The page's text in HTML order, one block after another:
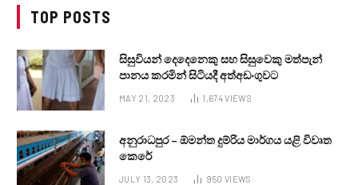
TOP POSTS
සිසුවියන් දෙදෙනෙකු සහ සිසුවෙකු මත්පැන්
පානය කරමින් සිටියදී අත්අඩංගුවට
MAY 21, 2023 1,674VIEWS
අනුරාධපුර – ඕමන්ත දුම්රිය මාර්ගය යළි විවෘත
කෙරේ
JULY 13, 2023 950 VIEWS